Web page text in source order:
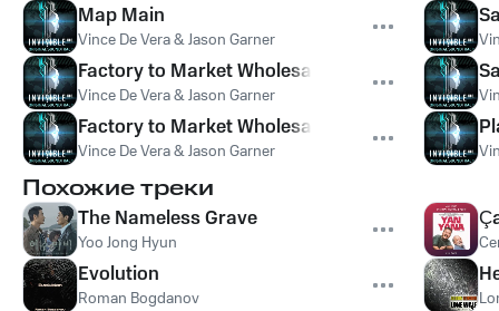
Map Main
Vince De Vera & Jason Garner
Factory to Market Wholesalers
Vince De Vera & Jason Garner
Factory to Market Wholesalers
Vince De Vera & Jason Garner
Похожие треки
The Nameless Grave
Yoo Jong Hyun
Evolution
Roman Bogdanov